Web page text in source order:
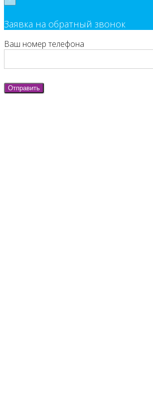
Заявка на обратный звонок
Ваш номер телефона
Отправить